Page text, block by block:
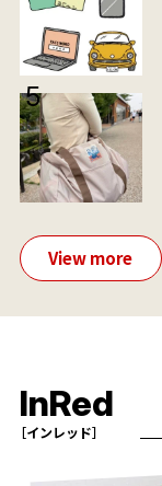
View more
InRed
［インレッド］